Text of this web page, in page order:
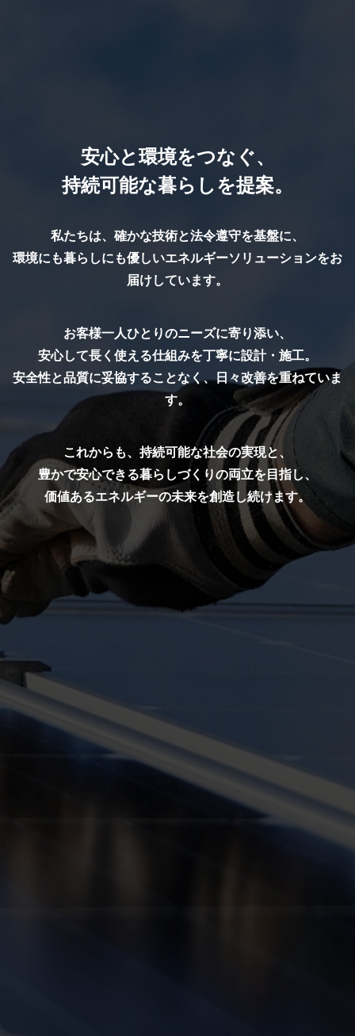
ニュース
企業情報
About Us
施工事例
お問い合わせ
個人情報保護方針
Privacy Policy
安心と環境をつなぐ、
持続可能な暮らしを提案。
私たちは、確かな技術と法令遵守を基盤に、
環境にも暮らしにも優しいエネルギーソリューションをお
届けしています。
お客様一人ひとりのニーズに寄り添い、
安心して長く使える仕組みを丁寧に設計・施工。
安全性と品質に妥協することなく、日々改善を重ねていま
す。
これからも、持続可能な社会の実現と、
豊かで安心できる暮らしづくりの両立を目指し、
価値あるエネルギーの未来を創造し続けます。